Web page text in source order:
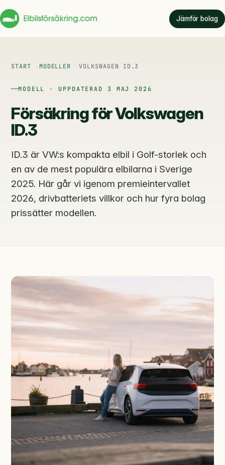
Jämför bolag
START MODELLER VOLKSWAGEN ID.3
MODELL · UPPDATERAD 3 MAJ 2026
Försäkring för Volkswagen
ID.3
ID.3 är VW:s kompakta elbil i Golf-storlek och
en av de mest populära elbilarna i Sverige
2025. Här går vi igenom premieintervallet
2026, drivbatteriets villkor och hur fyra bolag
prissätter modellen.